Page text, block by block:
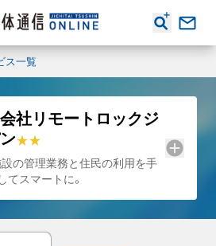
ス一覧
社リモートロックジ
の管理業務と住民の利用を手
てスマートに。